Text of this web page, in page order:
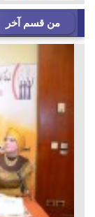
من قسم آخر